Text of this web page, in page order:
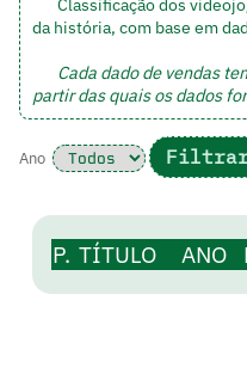
da história, com base em
Cada dado de vendas
partir das quais os dados
Ano
P. TÍTULO ANO